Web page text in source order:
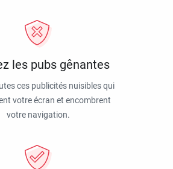
les pubs gênantes
ces publicités nuisibles qui
votre écran et encombrent
votre navigation.